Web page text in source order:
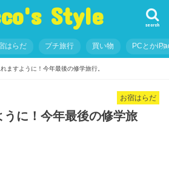
Style search
はらだ プチ旅行 買い物 PCとか
ますように！今年最後の修学旅行。
お宿はらだ
うに！今年最後の修学旅